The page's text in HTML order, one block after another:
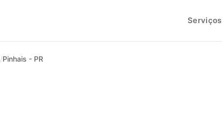
Serviços
/Pinhais - PR